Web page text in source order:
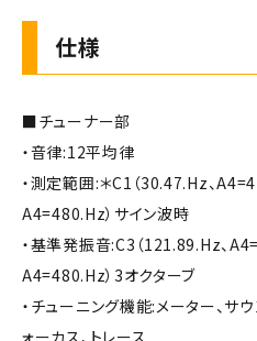
仕様
■チューナー部
・音律:12平均律
・測定範囲:＊C1（30.47.Hz、
A4=480.Hz）サイン波時
・基準発振音:C3（121.89.Hz、
A4=480.Hz）3オクターブ
・チューニング機能:メーター、サウ
ォーカス、トレース